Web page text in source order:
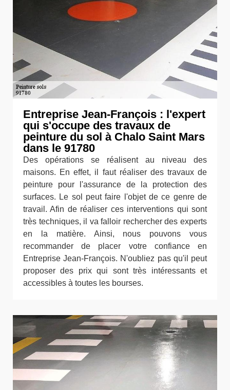
Entreprise Jean-François : l'expert
qui s'occupe des travaux de
peinture du sol à Chalo Saint Mars
dans le 91780
Des opérations se réalisent au niveau des
maisons. En effet, il faut réaliser des travaux de
peinture pour l'assurance de la protection des
surfaces. Le sol peut faire l'objet de ce genre de
travail. Afin de réaliser ces interventions qui sont
très techniques, il va falloir rechercher des experts
en la matière. Ainsi, nous pouvons vous
recommander de placer votre confiance en
Entreprise Jean-François. N'oubliez pas qu'il peut
proposer des prix qui sont très intéressants et
accessibles à toutes les bourses.